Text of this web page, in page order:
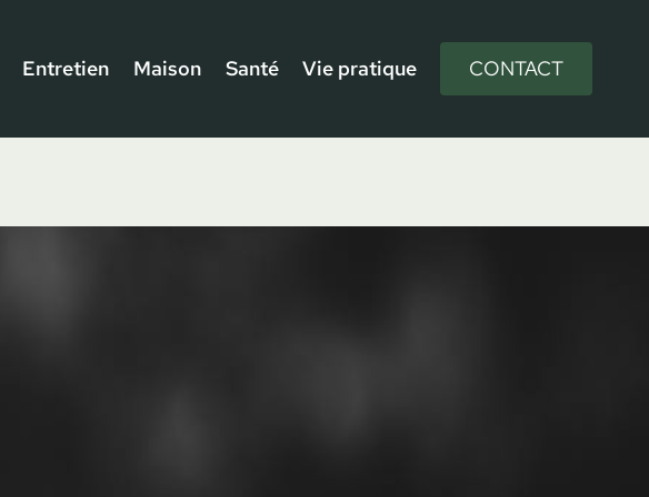
Entretien Maison Santé Vie pratique CONTACT